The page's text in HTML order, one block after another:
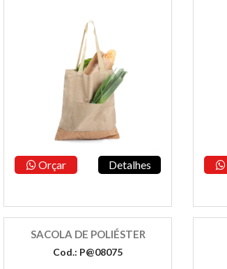
Orçar Detalhes
SACOLA DE POLIÉSTER
Cod.: P@08075